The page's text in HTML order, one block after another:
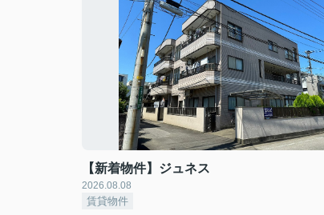
【新着物件】ジュネス
2026.08.08
賃貸物件